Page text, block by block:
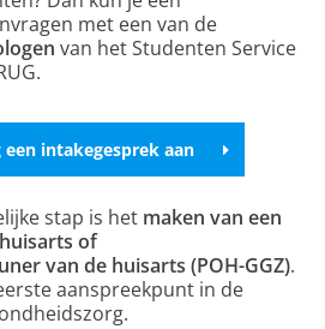
met een van de
van het Studenten Service
een intakegesprek aan
stap is het maken van een
of
van de huisarts (POH-GGZ).
aanspreekpunt in de